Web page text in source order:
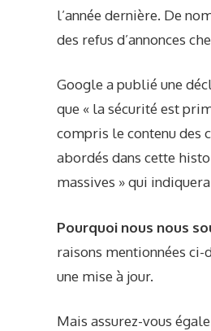
l’année dernière. De
des refus d’annonces
Google a publié une
que « la sécurité est
compris le contenu des
abordés dans cette
massives » qui
Pourquoi nous nous
raisons mentionnées
une mise à jour.
Mais assurez-vous